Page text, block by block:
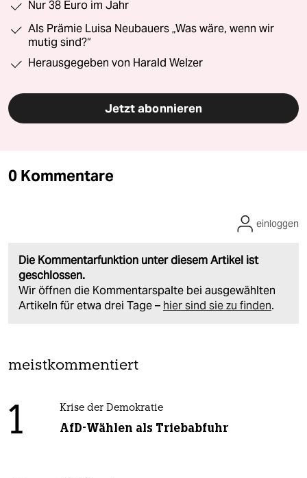
Nur 38 Euro im Jahr
Als Prämie Luisa Neubauers „Was wäre, wenn wir
mutig sind?“
Herausgegeben von Harald Welzer
Jetzt abonnieren
0 Kommentare
Die Kommentarfunktion unter diesem Artikel ist
geschlossen.
Wir öffnen die Kommentarspalte bei ausgewählten
Artikeln für etwa drei Tage – hier sind sie zu finden.
einloggen
meistkommentiert
1 Krise der Demokratie
AfD-Wählen als Triebabfuhr